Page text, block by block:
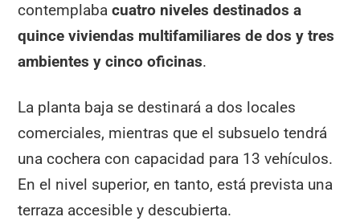
contemplabacuatro niveles destinados a
quince viviendas multifamiliares de dos y tres
ambientes y cinco oficinas.
La planta baja se destinará a dos locales
comerciales, mientras que el subsuelo tendrá
una cochera con capacidad para 13 vehículos.
En el nivel superior, en tanto, está prevista una
terraza accesible y descubierta.